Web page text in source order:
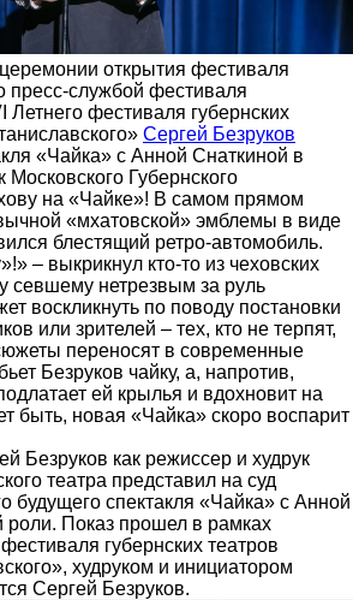
открытия фестиваля
пресс-службой фестиваля
Летнего фестиваля губернских
Сергей Безруков
«Чайка» с Анной Снаткиной в
Московского Губернского
на «Чайке»! В самом прямом
«мхатовской» эмблемы в виде
блестящий ретро-автомобиль.
– выкрикнул кто-то из чеховских
севшему нетрезвым за руль
воскликнуть по поводу постановки
или зрителей – тех, кто не терпят,
переносят в современные
Безруков чайку, а, напротив,
ей крылья и вдохновит на
быть, новая «Чайка» скоро воспарит
Безруков как режиссер и худрук
театра представил на суд
будущего спектакля «Чайка» с Анной
роли. Показ прошел в рамках
губернских театров
худруком и инициатором
Сергей Безруков.